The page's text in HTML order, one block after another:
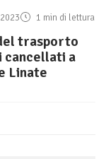
1 min di lettura
trasporto
cancellati a
Linate